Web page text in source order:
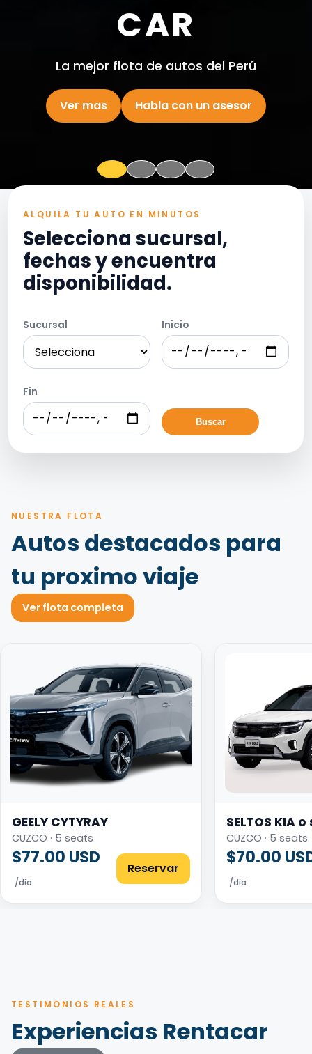
ACAR
La mejor flota de autos del Perú
Ver flota completa Habla con un asesor
ALQUILA TU AUTO EN MINUTOS
Selecciona sucursal,
fechas y encuentra
disponibilidad.
Sucursal Inicio
Fin
Buscar
NUESTRA FLOTA
Autos destacados para
tu proximo viaje
Ver flota completa
GEELY CYTYRAY
CUZCO · 5 seats
$77.00 USD
/dia
Reservar
SELTOS KIA
CUZCO · 5 seats
$70.00
/dia
TESTIMONIOS REALES
Experiencias Rentacar